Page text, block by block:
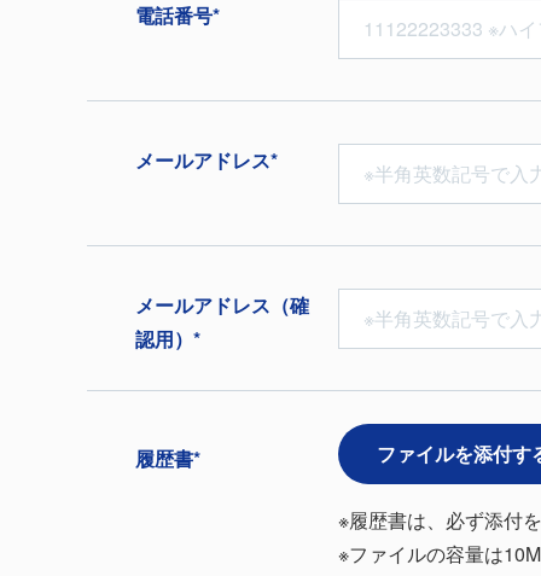
電話番号*
メールアドレス*
メールアドレス（確
認用）*
履歴書* ファイルを添付す
※履歴書は、必ず添付
※ファイルの容量は